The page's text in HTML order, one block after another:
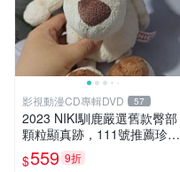
影視動漫CD專輯DVD 57
2023 NIKI馴鹿嚴選舊款臀部
顆粒顯真跡，111號推薦珍藏
品 馴鹿 舊款 尾巴顆粒
$559 9折